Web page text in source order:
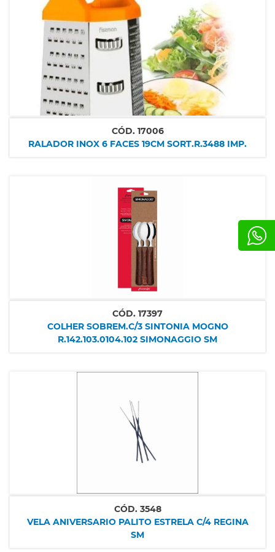
CÓD. 17006
RALADOR INOX 6 FACES 19CM SORT.R.3488 IMP.
CÓD. 17397
COLHER SOBREM.C/3 SINTONIA MOGNO
R.142.103.0104.102 SIMONAGGIO SM
CÓD. 3548
VELA ANIVERSARIO PALITO ESTRELA C/4 REGINA
SM